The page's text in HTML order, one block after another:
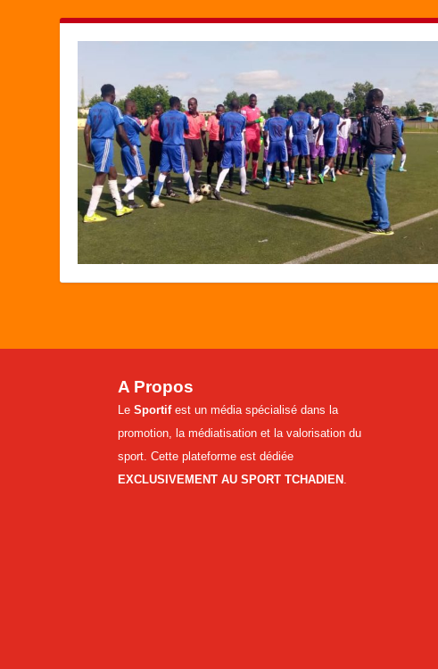
A Propos
Le Sportifest un média spécialisé dans la
promotion, la médiatisation et la valorisation du
sport. Cette plateforme est dédiée
EXCLUSIVEMENT AU SPORT TCHADIEN .